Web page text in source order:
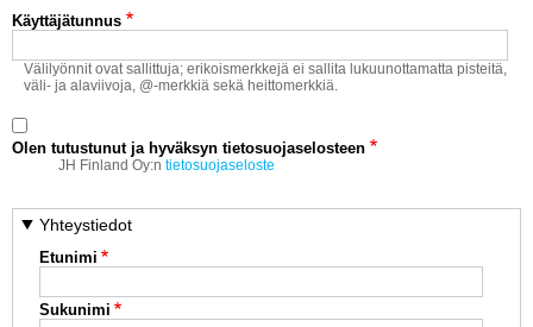
LUE DIGILEHDET
ASIAKASPALVELU JA
MEDIATIEDOT
YHTEYSTIEDOT
Käyttäjätunnus
Välilyönnit ovat sallittuja; erikoismerkkejä ei sallita lukuunottamatta pisteitä,
väli- ja alaviivoja, @-merkkiä sekä heittomerkkiä.
Olen tutustunut ja hyväksyn tietosuojaselosteen
JH Finland Oy:ntietosuojaseloste
Yhteystiedot
Etunimi
Sukunimi